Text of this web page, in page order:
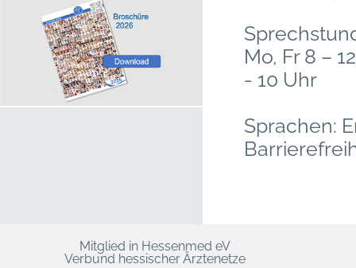
Mo, Fr 8 –
- 10 Uhr
Sprachen:
Mitglied in Hessenmed eV
Verbund hessischer Ärztenetze